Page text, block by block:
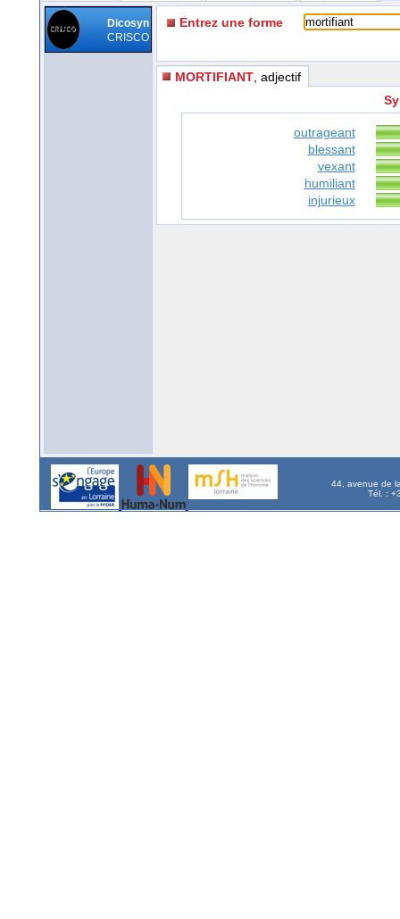
Dicosyn
CRISCO
Entrez une forme
MORTIFIANT , adjectif
outrageant
blessant
vexant
humiliant
injurieux
44, avenue de
Tél. :